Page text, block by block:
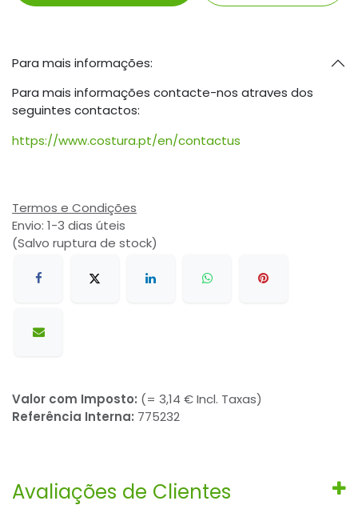
Para mais informações:
Para mais informações contacte-nos atraves dos
seguintes contactos:
https://www.costura.pt/en/contactus
Termos e Condições
Envio: 1-3 dias úteis
(Salvo ruptura de stock)
Valor com Imposto: (= 3,14 € Incl. Taxas)
Referência Interna: 775232
Avaliações de Clientes